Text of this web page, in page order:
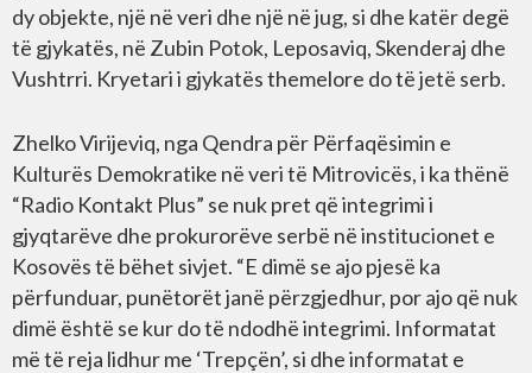
dy objekte, një në veri dhe një në jug, si dhe katër degë
të gjykatës, në Zubin Potok, Leposaviq, Skenderaj dhe
Vushtrri. Kryetari i gjykatës themelore do të jetë serb.
Zhelko Virijeviq, nga Qendra për Përfaqësimin e
Kulturës Demokratike në veri të Mitrovicës, i ka thënë
“Radio Kontakt Plus” se nuk pret që integrimi i
gjyqtarëve dhe prokurorëve serbë në institucionet e
Kosovës të bëhet sivjet. “E dimë se ajo pjesë ka
përfunduar, punëtorët janë përzgjedhur, por ajo që nuk
dimë është se kur do të ndodhë integrimi. Informatat
më të reja lidhur me ‘Trepçën’, si dhe informatat e